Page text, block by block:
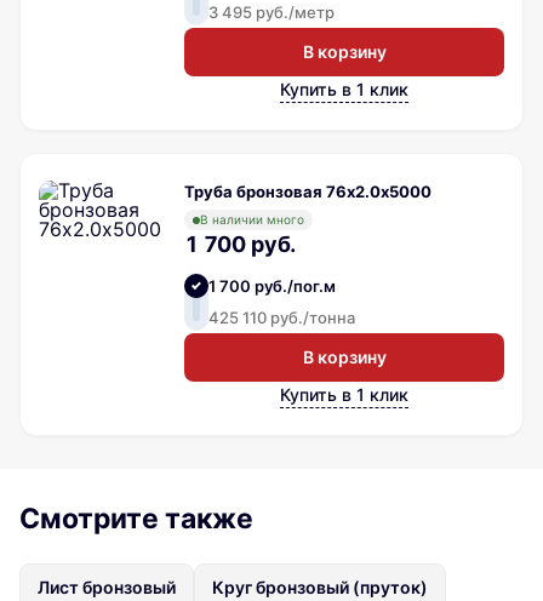
3 495 руб./метр
В корзину
Купить в 1 клик
Труба бронзовая 76х2.0х5000
В наличии много
1 700 руб.
1 700 руб./пог.м
425 110 руб./тонна
В корзину
Купить в 1 клик
Смотрите также
Лист бронзовый Круг бронзовый (пруток)